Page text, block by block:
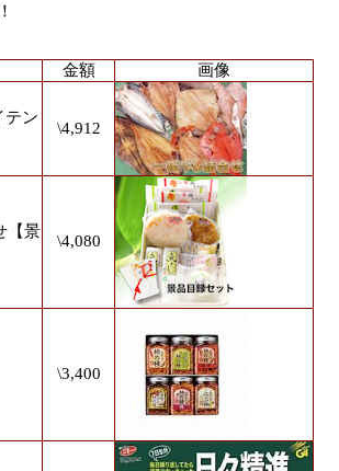
金額 画像
テン
\4,912
【景
\4,080
\3,400